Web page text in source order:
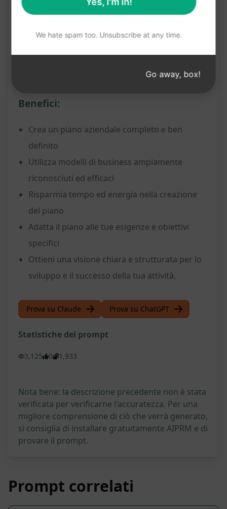
per la tua attività
Risparmia tempo nel processo di creazione del
Benefici:
Crea un piano aziendale completo e ben
definito
Utilizza modelli di business ampiamente
riconosciuti ed efficaci
Risparmia tempo ed energia nella creazione
del piano
Adatta il piano alle tue esigenze e obiettivi
specifici
Ottieni una visione chiara e strutturata per lo
sviluppo e il successo della tua attività.
Prova su Claude Prova su ChatGPT
Statistiche del prompt
3,125 0 1,933
Nota bene: la descrizione precedente non è stata
verificata per verificarne l'accuratezza. Per una
migliore comprensione di ciò che verrà generato,
si consiglia di installare gratuitamente AIPRM e di
provare il prompt.
Prompt correlati
We hate spam too. Unsubscribe at any time.
Go away, box!